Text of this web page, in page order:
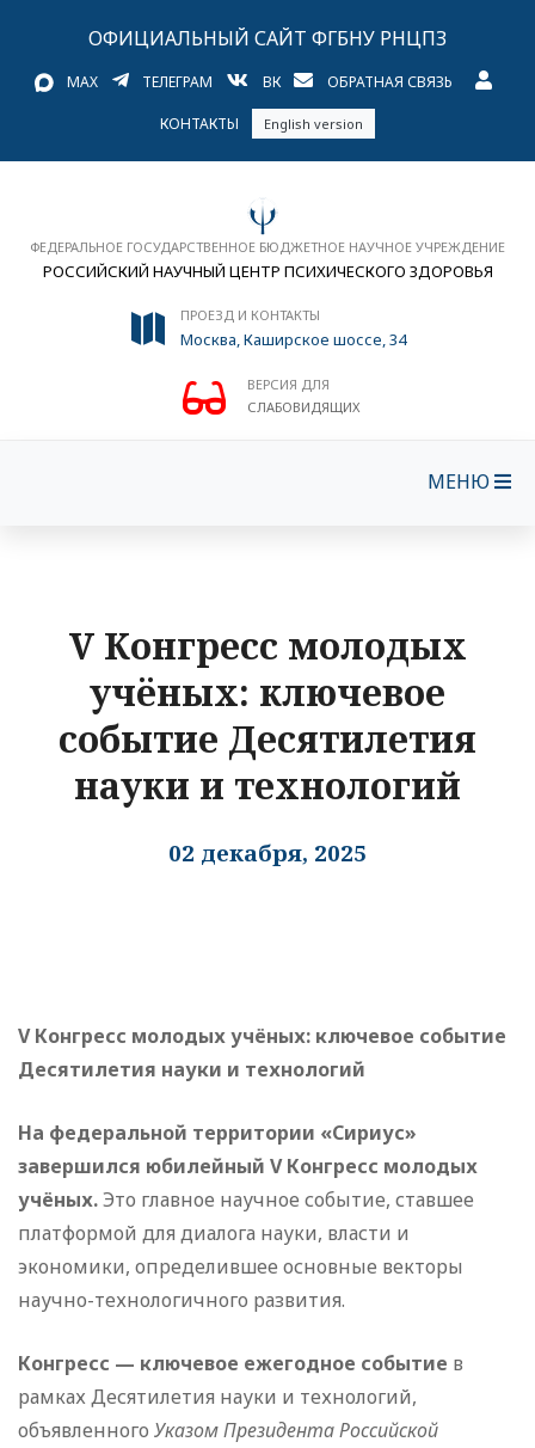
ОФИЦИАЛЬНЫЙ САЙТ ФГБНУ РНЦПЗ
MAX ТЕЛЕГРАМ ВК ОБРАТНАЯ СВЯЗЬ
КОНТАКТЫ English version
ФЕДЕРАЛЬНОЕ ГОСУДАРСТВЕННОЕ БЮДЖЕТНОЕ НАУЧНОЕ УЧРЕЖДЕНИЕ
РОССИЙСКИЙ НАУЧНЫЙ ЦЕНТР ПСИХИЧЕСКОГО ЗДОРОВЬЯ
ПРОЕЗД И КОНТАКТЫ
Москва, Каширское шоссе, 34
ВЕРСИЯ ДЛЯ
СЛАБОВИДЯЩИХ
МЕНЮ
V Конгресс молодых
учёных: ключевое
событие Десятилетия
науки и технологий
02 декабря, 2025
V Конгресс молодых учёных: ключевое событие
Десятилетия науки и технологий
На федеральной территории «Сириус»
завершился юбилейный V Конгресс молодых
учёных.Это главное научное событие, ставшее
платформой для диалога науки, власти и
экономики, определившее основные векторы
научно-технологичного развития.
Конгресс — ключевое ежегодное событие в
рамках Десятилетия науки и технологий,
объявленного Указом Президента Российской